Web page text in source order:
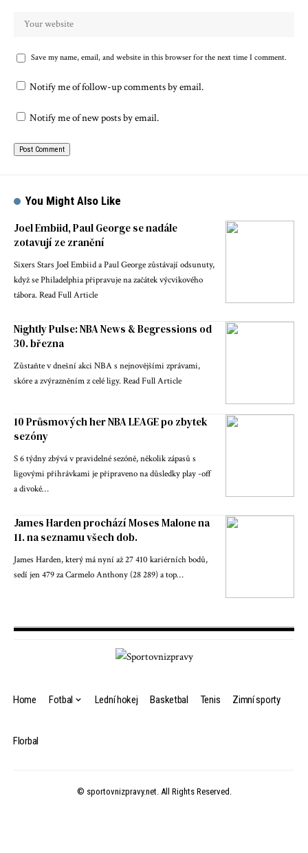
Save my name, email, and website in this browser for the next time I comment.
Notify me of follow-up comments by email.
Notify me of new posts by email.
You Might Also Like
Joel Embiid, Paul George se nadále
zotavují ze zranění
Sixers Stars Joel Embiid a Paul George zůstávají odsunuty,
když se Philadelphia připravuje na začátek výcvikového
tábora. Read Full Article
Nightly Pulse: NBA News & Begressions od
30. března
Zůstaňte v dnešní akci NBA s nejnovějšími zprávami,
skóre a zvýrazněním z celé ligy. Read Full Article
10 Průsmových her NBA LEAGE po zbytek
sezóny
S 6 týdny zbývá v pravidelné sezóně, několik zápasů s
ligovými přihrávkami je připraveno na důsledky play -off
a divoké…
James Harden prochází Moses Malone na
11. na seznamu všech dob.
James Harden, který má nyní až 27 410 kariérních bodů,
sedí jen 479 za Carmelo Anthony (28 289) a top…
Home Fotbal Lední hokej Basketbal Tenis Zimní sporty
Florbal
© sportovnizpravy.net. All Rights Reserved.